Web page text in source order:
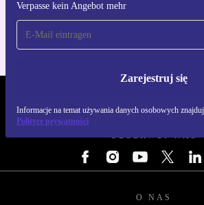
Verpasse kein Angebot mehr
Zarejestruj się
Informacje na temat używania danych osobowych
Polityce prywatności
Dla iOS i Android
OBSERWUJ NAS
O NAS